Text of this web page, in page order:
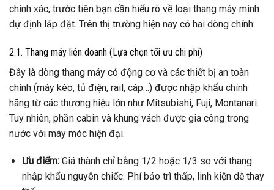
chính xác, trước tiên bạn cần hiểu rõ về loại thang máy mình
dự định lắp đặt. Trên thị trường hiện nay có hai dòng chính:
2.1. Thang máy liên doanh (Lựa chọn tối ưu chi phí)
Đây là dòng thang máy có động cơ và các thiết bị an toàn
chính (máy kéo, tủ điện, rail, cáp…) được nhập khẩu chính
hãng từ các thương hiệu lớn như Mitsubishi, Fuji, Montanari.
Tuy nhiên, phần cabin và khung vách được gia công trong
nước với máy móc hiện đại.
Ưu điểm:Giá thành chỉ bằng 1/2 hoặc 1/3 so với thang
nhập khẩu nguyên chiếc. Phí bảo trì thấp, linh kiện dễ thay